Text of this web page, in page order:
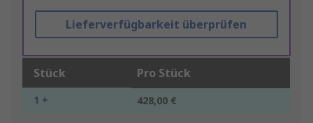
Lieferverfügbarkeit überprüfen
Stück Pro Stück
1 + 428,00 €